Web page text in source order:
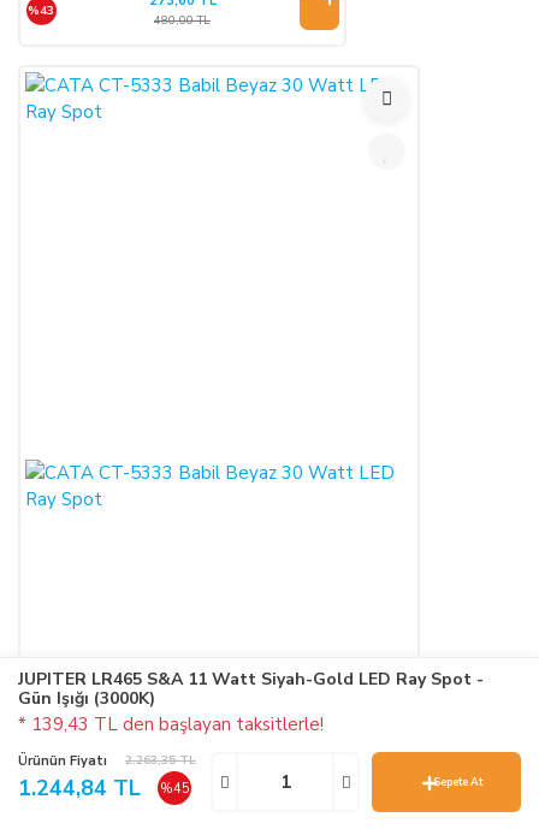
JUPITER LR465 S&A 11 Watt Siyah-Gold LED Ray Spot -
Gün Işığı (3000K)
* 139,43 TL den başlayan taksitlerle!
Ürünün Fiyatı 2.263,35 TL
1.244,84 TL %45 Sepete At
%43
480,00 TL